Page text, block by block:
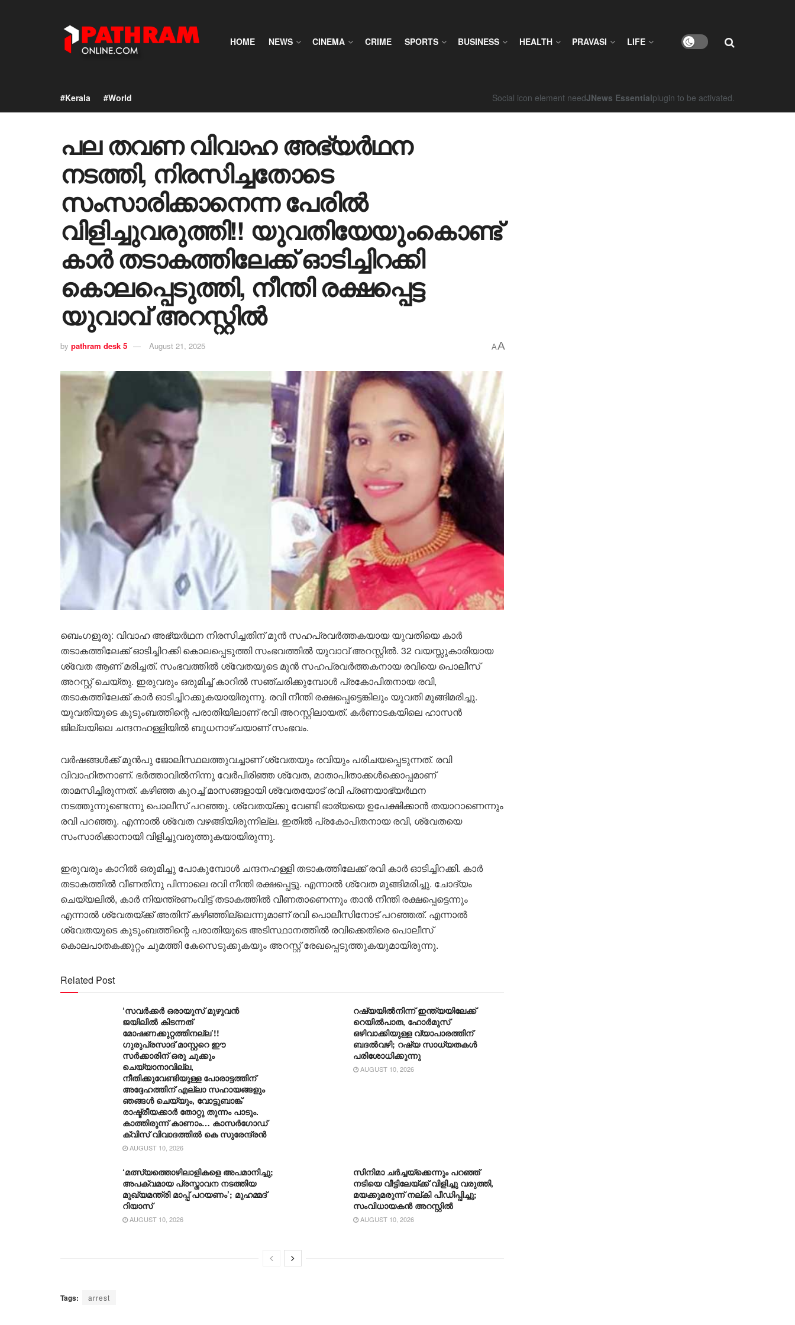
HOME NEWS CINEMA CRIME SPORTS BUSINESS HEALTH PRAVASI LIFE
#Kerala #World Social icon element needJNews Essentialplugin to be activated.
പല തവണ വിവാഹ അഭ്യർഥന
നടത്തി, നിരസിച്ചതോടെ
സംസാരിക്കാനെന്ന പേരിൽ
വിളിച്ചുവരുത്തി!! യുവതിയേയുംകൊണ്ട്
കാർ തടാകത്തിലേക്ക് ഓടിച്ചിറക്കി
കൊലപ്പെടുത്തി, നീന്തി രക്ഷപ്പെട്ട
യുവാവ് അറസ്റ്റിൽ
by pathram desk 5 August 21, 2025 AA
ബെംഗളൂരു: വിവാഹ അഭ്യർഥന നിരസിച്ചതിന് മുൻ സഹപ്രവർത്തകയായ യുവതിയെ കാർ
തടാകത്തിലേക്ക് ഓടിച്ചിറക്കി കൊലപ്പെടുത്തി സംഭവത്തിൽ യുവാവ് അറസ്റ്റിൽ. 32 വയസ്സുകാരിയായ
ശ്വേത ആണ് മരിച്ചത്. സംഭവത്തിൽ ശ്വേതയുടെ മുൻ സഹപ്രവർത്തകനായ രവിയെ പൊലീസ്
അറസ്റ്റ് ചെയ്തു. ഇരുവരും ഒരുമിച്ച് കാറിൽ സഞ്ചരിക്കുമ്പോൾ പ്രകോപിതനായ രവി,
തടാകത്തിലേക്ക് കാർ ഓടിച്ചിറക്കുകയായിരുന്നു. രവി നീന്തി രക്ഷപ്പെട്ടെങ്കിലും യുവതി മുങ്ങിമരിച്ചു.
യുവതിയുടെ കുടുംബത്തിന്റെ പരാതിയിലാണ് രവി അറസ്റ്റിലായത്. കർണാടകയിലെ ഹാസൻ
ജില്ലയിലെ ചന്ദനഹള്ളിയിൽ ബുധനാഴ്ചയാണ് സംഭവം.
വർഷങ്ങൾക്ക് മുൻപു ജോലിസ്ഥലത്തുവച്ചാണ് ശ്വേതയും രവിയും പരിചയപ്പെടുന്നത്. രവി
വിവാഹിതനാണ്. ഭർത്താവിൽനിന്നു വേർപിരിഞ്ഞ ശ്വേത, മാതാപിതാക്കൾക്കൊപ്പമാണ്
താമസിച്ചിരുന്നത്. കഴിഞ്ഞ കുറച്ച് മാസങ്ങളായി ശ്വേതയോട് രവി പ്രണയാഭ്യർഥന
നടത്തുന്നുണ്ടെന്നു പൊലീസ് പറഞ്ഞു. ശ്വേതയ്ക്കു വേണ്ടി ഭാര്യയെ ഉപേക്ഷിക്കാൻ തയാറാണെന്നും
രവി പറഞ്ഞു. എന്നാൽ ശ്വേത വഴങ്ങിയിരുന്നില്ല. ഇതിൽ പ്രകോപിതനായ രവി, ശ്വേതയെ
സംസാരിക്കാനായി വിളിച്ചുവരുത്തുകയായിരുന്നു.
ഇരുവരും കാറിൽ ഒരുമിച്ചു പോകുമ്പോൾ ചന്ദനഹള്ളി തടാകത്തിലേക്ക് രവി കാർ ഓടിച്ചിറക്കി. കാർ
തടാകത്തിൽ വീണതിനു പിന്നാലെ രവി നീന്തി രക്ഷപ്പെട്ടു. എന്നാൽ ശ്വേത മുങ്ങിമരിച്ചു. ചോദ്യം
ചെയ്യലിൽ, കാർ നിയന്ത്രണംവിട്ട് തടാകത്തിൽ വീണതാണെന്നും താൻ നീന്തി രക്ഷപ്പെട്ടെന്നും
എന്നാൽ ശ്വേതയ്ക്ക് അതിന് കഴിഞ്ഞില്ലെന്നുമാണ് രവി പൊലീസിനോട് പറഞ്ഞത്. എന്നാൽ
ശ്വേതയുടെ കുടുംബത്തിന്റെ പരാതിയുടെ അടിസ്ഥാനത്തിൽ രവിക്കെതിരെ പൊലീസ്
കൊലപാതകക്കുറ്റം ചുമത്തി കേസെടുക്കുകയും അറസ്റ്റ് രേഖപ്പെടുത്തുകയുമായിരുന്നു.
Related Post
‘സവർക്കർ ഒരായുസ് മുഴുവൻ
ജയിലിൽ കിടന്നത്
മോഷണക്കുറ്റത്തിനല്ല’!!
ഗുരുപ്രസാദ് മാസ്റ്ററെ ഈ
സർക്കാരിന് ഒരു ചുക്കും
ചെയ്യാനാവില്ല,
നീതിക്കുവേണ്ടിയുള്ള പോരാട്ടത്തിന്
അദ്ദേഹത്തിന് എല്ലാ സഹായങ്ങളും
ഞങ്ങൾ ചെയ്യും, വോട്ടുബാങ്ക്
രാഷ്ട്രീയക്കാർ തോറ്റു തുന്നം പാടും.
കാത്തിരുന്ന് കാണാം… കാസർഗോഡ്
ക്വിസ് വിവാദത്തിൽ കെ സുരേന്ദ്രൻ
AUGUST 10, 2026
റഷ്യയിൽനിന്ന് ഇന്ത്യയിലേക്ക്
റെയിൽപാത, ഹോർമുസ്
ഒഴിവാക്കിയുള്ള വ്യാപാരത്തിന്
ബദൽവഴി; റഷ്യ സാധ്യതകൾ
പരിശോധിക്കുന്നു
AUGUST 10, 2026
‘മത്സ്യത്തൊഴിലാളികളെ അപമാനിച്ചു;
അപക്വമായ പ്രസ്താവന നടത്തിയ
മുഖ്യമന്ത്രി മാപ്പ് പറയണം’; മുഹമ്മദ്
റിയാസ്
AUGUST 10, 2026
സിനിമാ ചർച്ചയ്ക്കെന്നും പറഞ്ഞ്
നടിയെ വീട്ടിലേയ്ക്ക് വിളിച്ചു വരുത്തി,
മയക്കുമരുന്ന് നല്കി പീഡിപ്പിച്ചു;
സംവിധായകൻ അറസ്റ്റിൽ
AUGUST 10, 2026
Tags: arrest